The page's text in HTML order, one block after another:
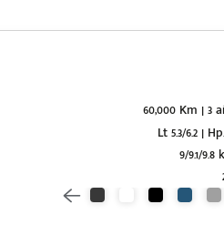
60,000 Km | 3
Lt 5.3/6.2 |
9/9.1/